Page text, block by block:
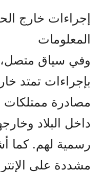
إجراءات خارج
المعلومات
وفي سياق متصل،
بإجراءات تمتد
مصادرة
داخل البلاد
رسمية لهم. كما
مشددة على